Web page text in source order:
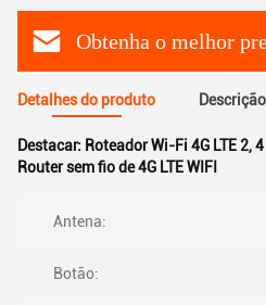
Obtenha o melhor
Detalhes do produto
Destacar: Roteador Wi-Fi 4G LTE 2,4
Router sem fio de 4G LTE WIFI
Antena:
Botão: